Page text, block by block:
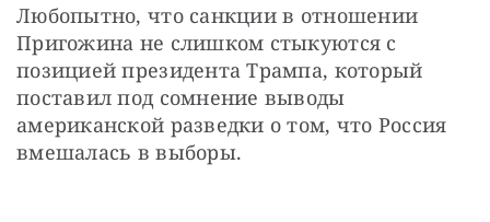
Любопытно, что санкции в отношении
Пригожина не слишком стыкуются с
позицией президента Трампа, который
поставил под сомнение выводы
американской разведки о том, что Россия
вмешалась в выборы.